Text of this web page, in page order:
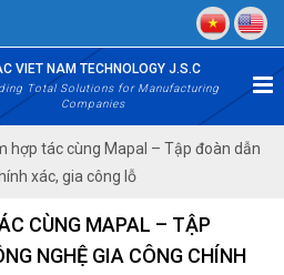
VIET NAM TECHNOLOGY J.S.C
Total Solutions for Manufacturing
Companies
hợp tác cùng Mapal – Tập đoàn dẫn
xác, gia công lỗ
CÙNG MAPAL – TẬP
NGHỆ GIA CÔNG CHÍNH